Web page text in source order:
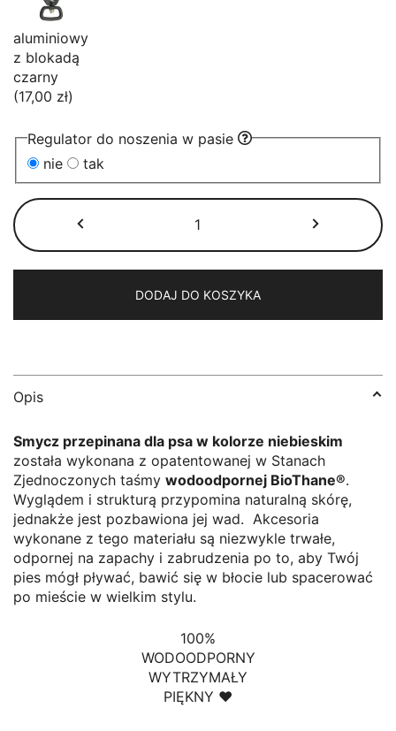
aluminiowy
z blokadą
czarny
(17,00 zł)
Regulator do noszenia w pasie
nie
tak
Smycz
przepinana
BioThane®
niebieska
DODAJ DO KOSZYKA
Opis
Smycz przepinana dla psa w kolorze niebieskim
została wykonana z opatentowanej w Stanach
Zjednoczonych taśmy wodoodpornej BioThane®.
Wyglądem i strukturą przypomina naturalną skórę,
jednakże jest pozbawiona jej wad. Akcesoria
wykonane z tego materiału są niezwykle trwałe,
odpornej na zapachy i zabrudzenia po to, aby Twój
pies mógł pływać, bawić się w błocie lub spacerować
po mieście w wielkim stylu.
100%
WODOODPORNY
WYTRZYMAŁY
PIĘKNY ♥